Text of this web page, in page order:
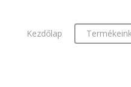
Kezdőlap